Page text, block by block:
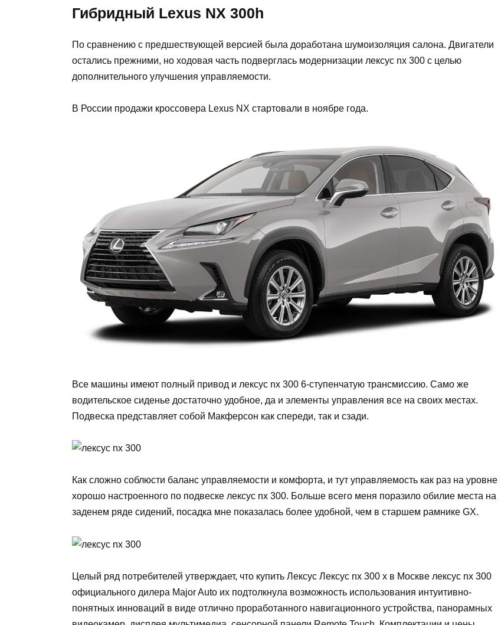
Гибридный Lexus NX 300h
По сравнению с предшествующей версией была доработана шумоизоляция салона. Двигатели
остались прежними, но ходовая часть подверглась модернизации лексус nx 300 с целью
дополнительного улучшения управляемости.
В России продажи кроссовера Lexus NX стартовали в ноябре года.
Все машины имеют полный привод и лексус nx 300 6-ступенчатую трансмиссию. Само же
водительское сиденье достаточно удобное, да и элементы управления все на своих местах.
Подвеска представляет собой Макферсон как спереди, так и сзади.
Как сложно соблюсти баланс управляемости и комфорта, и тут управляемость как раз на уровне
хорошо настроенного по подвеске лексус nx 300. Больше всего меня поразило обилие места на
заденем ряде сидений, посадка мне показалась более удобной, чем в старшем рамнике GX.
Целый ряд потребителей утверждает, что купить Лексус Лексус nx 300 х в Москве лексус nx 300
официального дилера Major Auto их подтолкнула возможность использования интуитивно-
понятных инноваций в виде отлично проработанного навигационного устройства, панорамных